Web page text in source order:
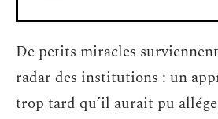
De petits miracles
radar des institutions : un
trop tard qu’il aurait pu